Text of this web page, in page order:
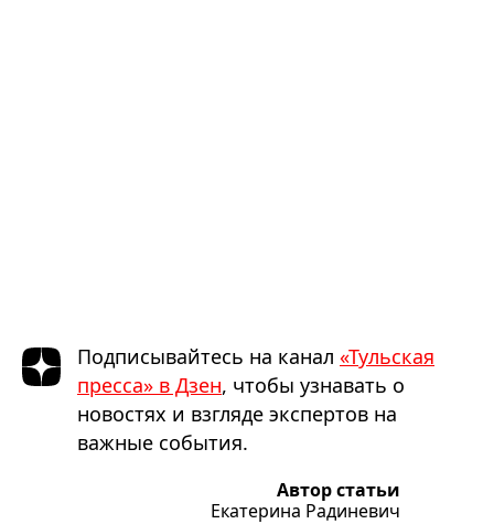
Подписывайтесь на канал «Тульская
пресса» в Дзен, чтобы узнавать о
новостях и взгляде экспертов на
важные события.
Автор статьи
Екатерина Радиневич